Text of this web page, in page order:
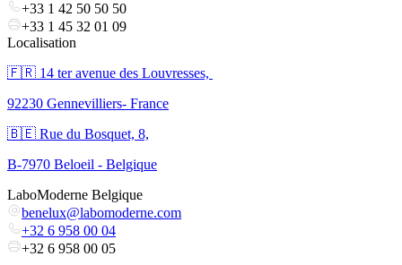
+33 1 42 50 50 50
+33 1 45 32 01 09
Localisation
🇫🇷 ​14 ter avenue des Louvresses,
92230 Gennevilliers- France
🇧🇪 Rue du Bosquet, 8,
B-7970 Beloeil - Belgique
LaboModerne Belgique
benelux@labomoderne.com
+32 6 958 00 04
+32 6 958 00 05